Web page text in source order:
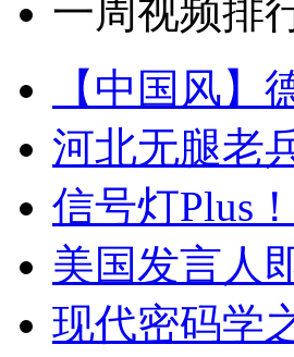
一周视频排
【中国风
河北无腿老
信号灯Plus
美国发言人
现代密码学